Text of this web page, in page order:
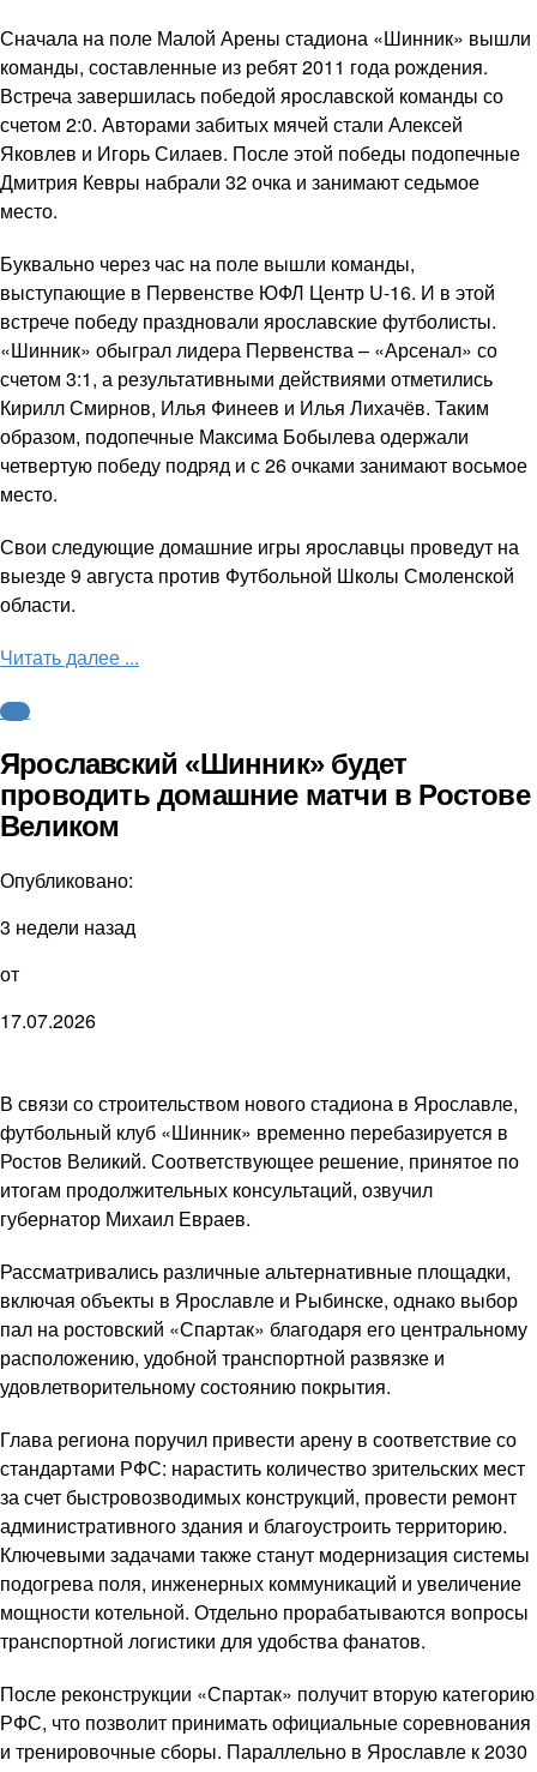
Сначала на поле Малой Арены стадиона «Шинник» вышли
команды, составленные из ребят 2011 года рождения.
Встреча завершилась победой ярославской команды со
счетом 2:0. Авторами забитых мячей стали Алексей
Яковлев и Игорь Силаев. После этой победы подопечные
Дмитрия Кевры набрали 32 очка и занимают седьмое
место.
Буквально через час на поле вышли команды,
выступающие в Первенстве ЮФЛ Центр U-16. И в этой
встрече победу праздновали ярославские футболисты.
«Шинник» обыграл лидера Первенства – «Арсенал» со
счетом 3:1, а результативными действиями отметились
Кирилл Смирнов, Илья Финеев и Илья Лихачёв. Таким
образом, подопечные Максима Бобылева одержали
четвертую победу подряд и с 26 очками занимают восьмое
место.
Свои следующие домашние игры ярославцы проведут на
выезде 9 августа против Футбольной Школы Смоленской
области.
Читать далее ...
ФНЛ
Ярославский «Шинник» будет
проводить домашние матчи в Ростове
Великом
Опубликовано:
3 недели назад
от
17.07.2026
В связи со строительством нового стадиона в Ярославле,
футбольный клуб «Шинник» временно перебазируется в
Ростов Великий. Соответствующее решение, принятое по
итогам продолжительных консультаций, озвучил
губернатор Михаил Евраев.
Рассматривались различные альтернативные площадки,
включая объекты в Ярославле и Рыбинске, однако выбор
пал на ростовский «Спартак» благодаря его центральному
расположению, удобной транспортной развязке и
удовлетворительному состоянию покрытия.
Глава региона поручил привести арену в соответствие со
стандартами РФС: нарастить количество зрительских мест
за счет быстровозводимых конструкций, провести ремонт
административного здания и благоустроить территорию.
Ключевыми задачами также станут модернизация системы
подогрева поля, инженерных коммуникаций и увеличение
мощности котельной. Отдельно прорабатываются вопросы
транспортной логистики для удобства фанатов.
После реконструкции «Спартак» получит вторую категорию
РФС, что позволит принимать официальные соревнования
и тренировочные сборы. Параллельно в Ярославле к 2030